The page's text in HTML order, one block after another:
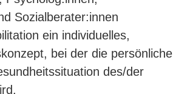
Sozialberater:innen
ein individuelles,
bei der die persönliche
des/der